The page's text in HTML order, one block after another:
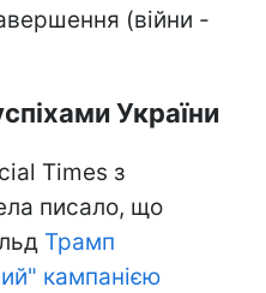
(війни -
України
Times з
писало, що
Трамп
кампанією